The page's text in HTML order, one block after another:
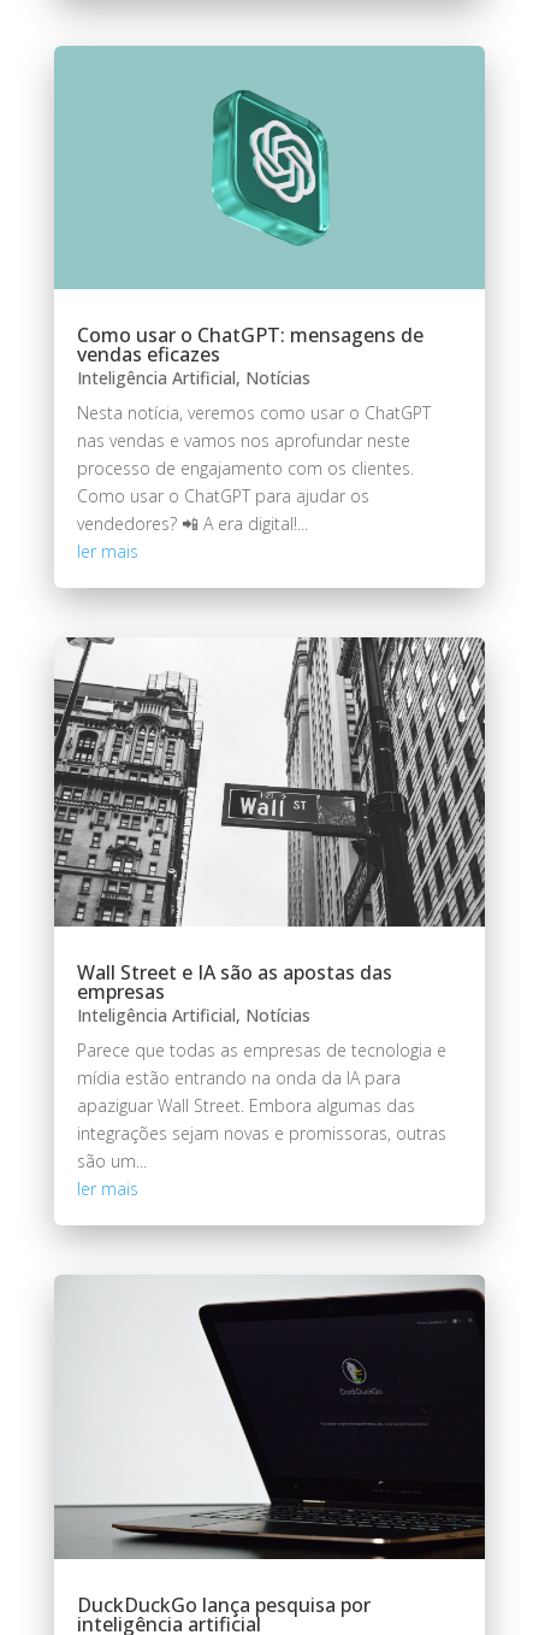
Como usar o ChatGPT: mensagens de
vendas eficazes
Inteligência Artificial, Notícias
Nesta notícia, veremos como usar o ChatGPT
nas vendas e vamos nos aprofundar neste
processo de engajamento com os clientes.
Como usar o ChatGPT para ajudar os
vendedores? 📲 A era digital!...
ler mais
Wall Street e IA são as apostas das
empresas
Inteligência Artificial, Notícias
Parece que todas as empresas de tecnologia e
mídia estão entrando na onda da IA ​​para
apaziguar Wall Street. Embora algumas das
integrações sejam novas e promissoras, outras
são um...
ler mais
DuckDuckGo lança pesquisa por
inteligência artificial